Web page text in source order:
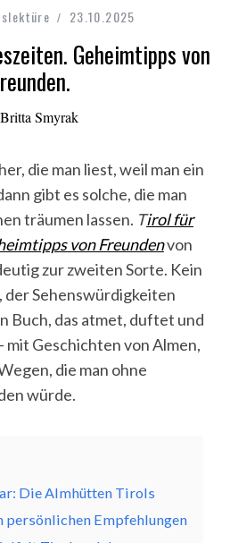
23.10.2025
Geheimtipps von
Britta Smyrak
die man liest, weil man ein
gibt es solche, die man
träumen lassen. Tirol für
von Freundenvon
zur zweiten Sorte. Kein
Sehenswürdigkeiten
Buch, das atmet, duftet und
mit Geschichten von Almen,
die man ohne
würde.
Die Almhütten Tirols
persönlichen Empfehlungen